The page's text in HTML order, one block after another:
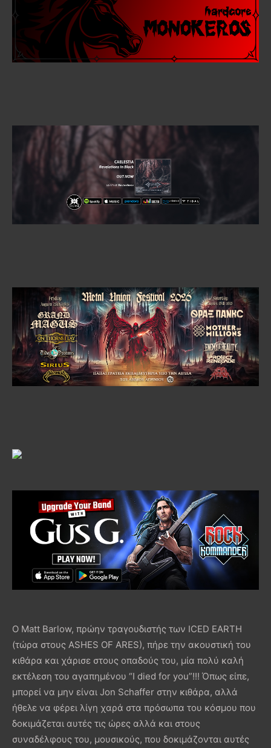
Ο Matt Barlow, πρώην τραγουδιστής των ICED EARTH
(τώρα στους ASHES OF ARES), πήρε την ακουστική του
κιθάρα και χάρισε στους οπαδούς του, μία πολύ καλή
εκτέλεση του αγαπημένου “I died for you”!!! Όπως είπε,
μπορεί να μην είναι Jon Schaffer στην κιθάρα, αλλά
ήθελε να φέρει λίγη χαρά στα πρόσωπα του κόσμου που
δοκιμάζεται αυτές τις ώρες αλλά και στους
συναδέλφους του, μουσικούς, που δοκιμάζονται αυτές